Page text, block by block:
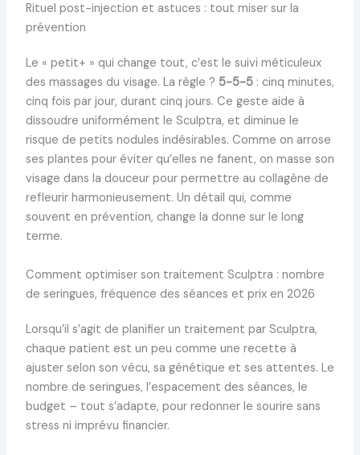
Rituel post-injection et astuces : tout miser sur la
prévention
Le « petit+ » qui change tout, c’est le suivi méticuleux
des massages du visage. La règle ? 5-5-5: cinq minutes,
cinq fois par jour, durant cinq jours. Ce geste aide à
dissoudre uniformément le Sculptra, et diminue le
risque de petits nodules indésirables. Comme on arrose
ses plantes pour éviter qu’elles ne fanent, on masse son
visage dans la douceur pour permettre au collagène de
refleurir harmonieusement. Un détail qui, comme
souvent en prévention, change la donne sur le long
terme.
Comment optimiser son traitement Sculptra : nombre
de seringues, fréquence des séances et prix en 2026
Lorsqu’il s’agit de planifier un traitement par Sculptra,
chaque patient est un peu comme une recette à
ajuster selon son vécu, sa génétique et ses attentes. Le
nombre de seringues, l’espacement des séances, le
budget – tout s’adapte, pour redonner le sourire sans
stress ni imprévu financier.